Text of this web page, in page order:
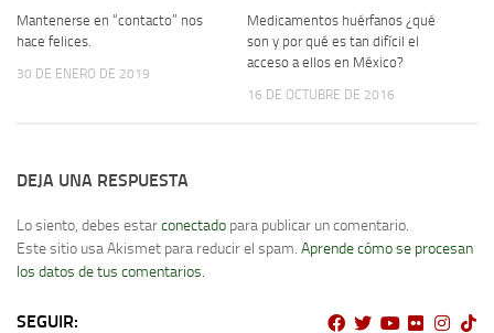
Mantenerse en “contacto” nos
hace felices.
30 DE ENERO DE 2019
Medicamentos huérfanos ¿qué
son y por qué es tan difícil el
acceso a ellos en México?
16 DE OCTUBRE DE 2016
DEJA UNA RESPUESTA
Lo siento, debes estarconectado para publicar un comentario.
Este sitio usa Akismet para reducir el spam. Aprende cómo se procesan
los datos de tus comentarios.
SEGUIR: